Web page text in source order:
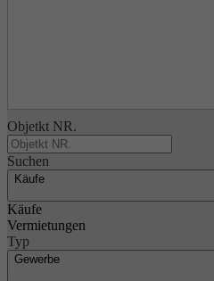
Objetkt NR.
Suchen
Käufe
Käufe
Vermietungen
Typ
Gewerbe